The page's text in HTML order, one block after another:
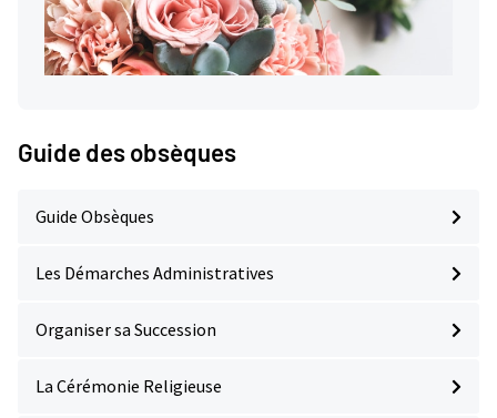
Guide des obsèques
Guide Obsèques
Les Démarches Administratives
Organiser sa Succession
La Cérémonie Religieuse